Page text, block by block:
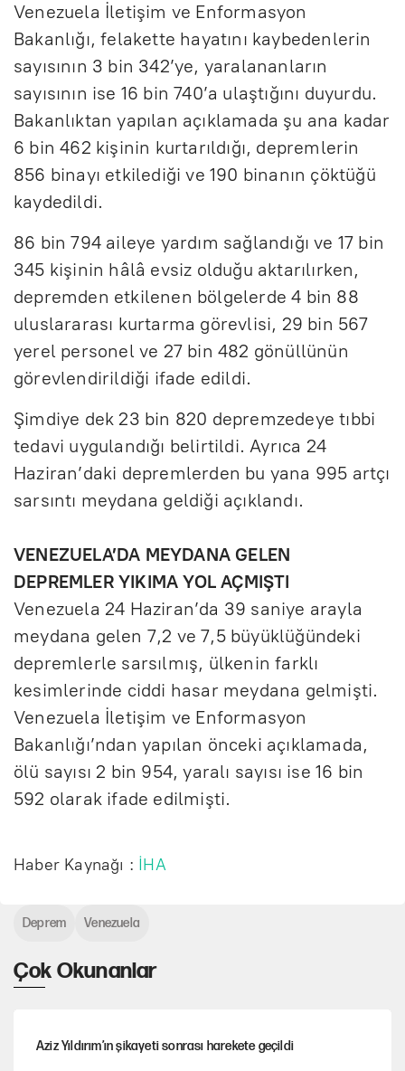
Venezuela İletişim ve Enformasyon
Bakanlığı, felakette hayatını kaybedenlerin
sayısının 3 bin 342’ye, yaralananların
sayısının ise 16 bin 740’a ulaştığını duyurdu.
Bakanlıktan yapılan açıklamada şu ana kadar
6 bin 462 kişinin kurtarıldığı, depremlerin
856 binayı etkilediği ve 190 binanın çöktüğü
kaydedildi.
86 bin 794 aileye yardım sağlandığı ve 17 bin
345 kişinin hâlâ evsiz olduğu aktarılırken,
depremden etkilenen bölgelerde 4 bin 88
uluslararası kurtarma görevlisi, 29 bin 567
yerel personel ve 27 bin 482 gönüllünün
görevlendirildiği ifade edildi.
Şimdiye dek 23 bin 820 depremzedeye tıbbi
tedavi uygulandığı belirtildi. Ayrıca 24
Haziran’daki depremlerden bu yana 995 artçı
sarsıntı meydana geldiği açıklandı.
VENEZUELA’DA MEYDANA GELEN
DEPREMLER YIKIMA YOL AÇMIŞTI
Venezuela 24 Haziran’da 39 saniye arayla
meydana gelen 7,2 ve 7,5 büyüklüğündeki
depremlerle sarsılmış, ülkenin farklı
kesimlerinde ciddi hasar meydana gelmişti.
Venezuela İletişim ve Enformasyon
Bakanlığı’ndan yapılan önceki açıklamada,
ölü sayısı 2 bin 954, yaralı sayısı ise 16 bin
592 olarak ifade edilmişti.
Haber Kaynağı : İHA
Çok Okunanlar
Aziz Yıldırım’ın şikayeti sonrası harekete geçildi
Deprem Venezuela